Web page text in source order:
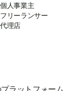
個人事業主
フリーランサー
代理店
ラットフォーム